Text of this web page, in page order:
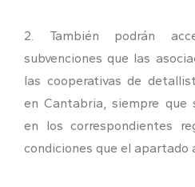
2. También podrán
subvenciones que las
las cooperativas de
en Cantabria, siempre que
en los correspondientes
condiciones que el apartado